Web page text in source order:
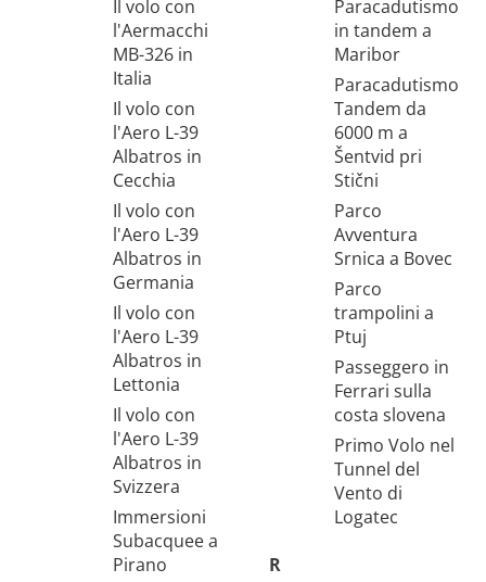
Il volo con
l'Aermacchi
MB-326 in
Italia
Il volo con
l'Aero L-39
Albatros in
Cecchia
Il volo con
l'Aero L-39
Albatros in
Germania
Il volo con
l'Aero L-39
Albatros in
Lettonia
Il volo con
l'Aero L-39
Albatros in
Svizzera
Immersioni
Subacquee a
Pirano
Paracadutismo
in tandem a
Maribor
Paracadutismo
Tandem da
6000 m a
Šentvid pri
Stični
Parco
Avventura
Srnica a Bovec
Parco
trampolini a
Ptuj
Passeggero in
Ferrari sulla
costa slovena
Primo Volo nel
Tunnel del
Vento di
Logatec
R